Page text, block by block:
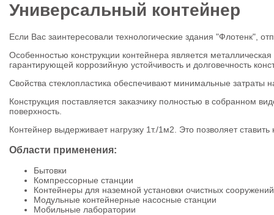
Универсальный контейнер
Если Вас заинтересовали технологические здания "Флотенк",
Особенностью конструкции контейнера является
гарантирующей коррозийную устойчивость и долговечность
Свойства стеклопластика обеспечивают минимальные затраты
Конструкция поставляется заказчику полностью в собранном
поверхность.
Контейнер выдерживает нагрузку 1т./1м2. Это позволяет
Области применения:
Бытовки
Компрессорные станции
Контейнеры для наземной установки очистных сооружений
Модульные контейнерные насосные станции
Мобильные лаборатории